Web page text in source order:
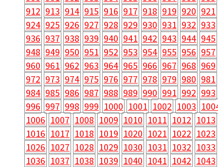
912 913 914 915 916 917 918 919 920 921
924 925 926 927 928 929 930 931 932 933
936 937 938 939 940 941 942 943 944 945
948 949 950 951 952 953 954 955 956 957
960 961 962 963 964 965 966 967 968 969
972 973 974 975 976 977 978 979 980 981
984 985 986 987 988 989 990 991 992 993
996 997 998 999 1000 1001 1002 1003
1006 1007 1008 1009 1010 1011 1012 1013
1016 1017 1018 1019 1020 1021 1022 1023
1026 1027 1028 1029 1030 1031 1032 1033
1036 1037 1038 1039 1040 1041 1042 1043